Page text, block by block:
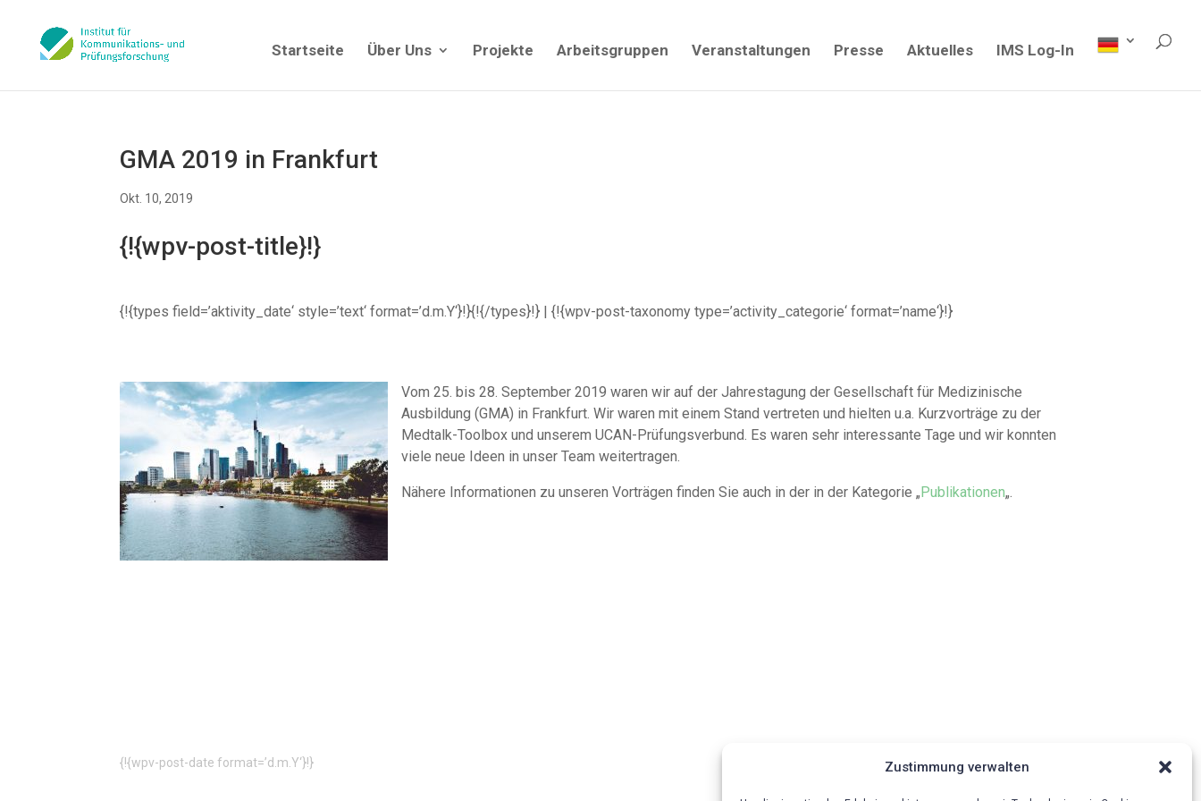
Zustimmung verwalten
Startseite Über Uns Projekte Arbeitsgruppen Veranstaltungen Presse Aktuelles IMS Log-In
GMA 2019 in Frankfurt
Okt. 10, 2019
{!{wpv-post-title}!}
{!{types field=’aktivity_date‘ style=’text‘ format=’d.m.Y‘}!}{!{/types}!} | {!{wpv-post-taxonomy type=’activity_categorie‘ format=’name‘}!}
Vom 25. bis 28. September 2019 waren wir auf der Jahrestagung der Gesellschaft für Medizinische
Ausbildung (GMA) in Frankfurt. Wir waren mit einem Stand vertreten und hielten u.a. Kurzvorträge zu der
Medtalk-Toolbox und unserem UCAN-Prüfungsverbund. Es waren sehr interessante Tage und wir konnten
viele neue Ideen in unser Team weitertragen.
Nähere Informationen zu unseren Vorträgen finden Sie auch in der in der Kategorie „Publikationen„.
{!{wpv-post-date format=’d.m.Y‘}!}